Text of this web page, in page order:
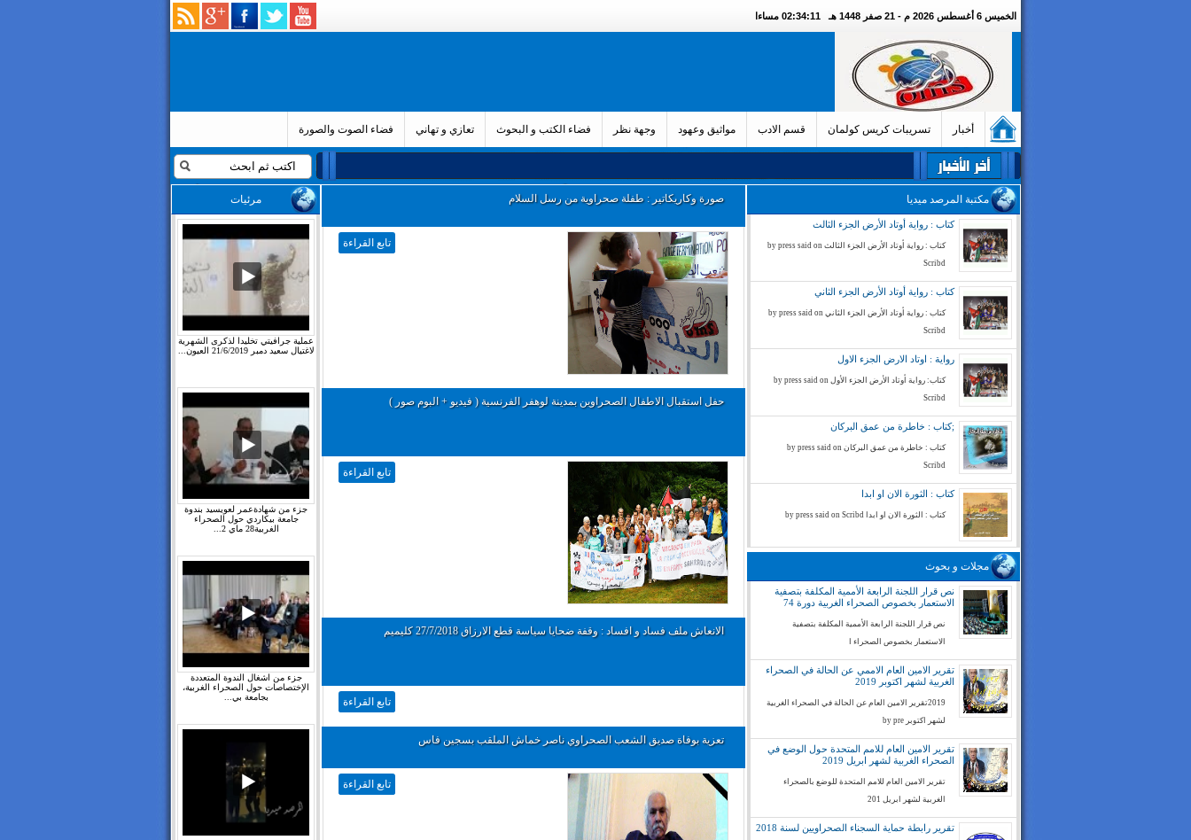
الخميس 6 أغسطس 2026 م - 21 صفر 1448 هـ 02:34:12 مساءا
أخبار تسريبات كريس كولمان قسم الادب مواثيق وعهود وجهة نظر فضاء الكتب و البحوث تعازي و تهاني فضاء الصوت والصورة
مكتبة المرصد ميديا
كتاب : رواية أوتاد الأرض الجزء الثالث
كتاب : رواية أوتاد الأرض الجزء الثالث by press said on
Scribd
كتاب : رواية أوتاد الأرض الجزء الثاني
كتاب : رواية أوتاد الأرض الجزء الثاني by press said on
Scribd
رواية : اوتاد الارض الجزء الاول
كتاب: رواية أوتاد الأرض الجزء الأول by press said on
Scribd
;كتاب : خاطرة من عمق البركان
كتاب : خاطرة من عمق البركان by press said on
Scribd
كتاب : الثورة الان او ابدا
كتاب : الثورة الان او ابدا by press said on Scribd
مجلات و بحوث
نص قرار اللجنة الرابعة الأممية المكلفة بتصفية
الاستعمار بخصوص الصحراء الغربية دورة 74
نص قرار اللجنة الرابعة الأممية المكلفة بتصفية
الاستعمار بخصوص الصحراء ا
تقرير الامين العام الاممي عن الحالة في الصحراء
الغربية لشهر اكتوبر 2019
2019تقرير الامين العام عن الحالة في الصحراء الغربية
لشهر اكتوبر by pre
تقرير الامين العام للامم المتحدة حول الوضع في
الصحراء الغربية لشهر ابريل 2019
تقرير الامين العام للامم المتحدة للوضع بالصحراء
الغربية لشهر ابريل 201
تقرير رابطة حماية السجناء الصحراويين لسنة 2018
مرئيات
عملية جرافيتي تخليدا لذكرى الشهرية
لاغتيال سعيد دمبر 21/6/2019 العيون...
جزء من شهادةعمر لعويسيد بندوة
جامعة بيكاردي حول الصحراء
الغربية28 ماي 2...
جزء من اشغال الندوة المتعددة
الإختصاصات حول الصحراء الغربية،
بجامعة بي...
صورة وكاريكاتير : طفلة صحراوية من رسل السلام
تابع القراءة
حفل استقبال الاطفال الصحراوين بمدينة لوهفر الفرنسية ( فيديو + البوم صور )
تابع القراءة
الانعاش ملف فساد و افساد : وقفة ضحايا سياسة قطع الارزاق 27/7/2018 كليميم
تابع القراءة
تعزية بوفاة صديق الشعب الصحراوي ناصر خماش الملقب بسجين فاس
تابع القراءة